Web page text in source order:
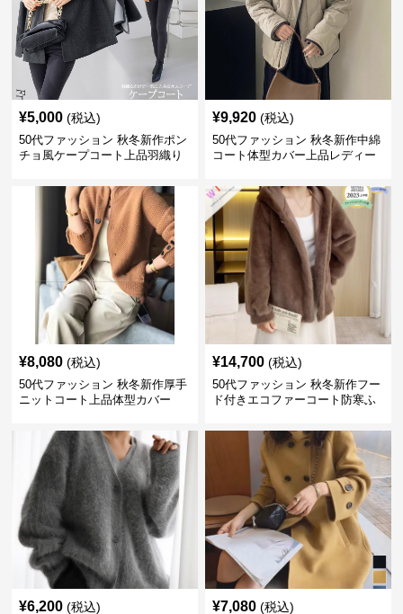
¥5,000 (税込)
50代ファッション 秋冬新作ポン
チョ風ケープコート上品羽織り
¥9,920 (税込)
50代ファッション 秋冬新作中綿
コート体型カバー上品レディー
¥8,080 (税込)
50代ファッション 秋冬新作厚手
ニットコート上品体型カバー
¥14,700 (税込)
50代ファッション 秋冬新作フー
ド付きエコファーコート防寒ふ
¥6,200 (税込) ¥7,080 (税込)